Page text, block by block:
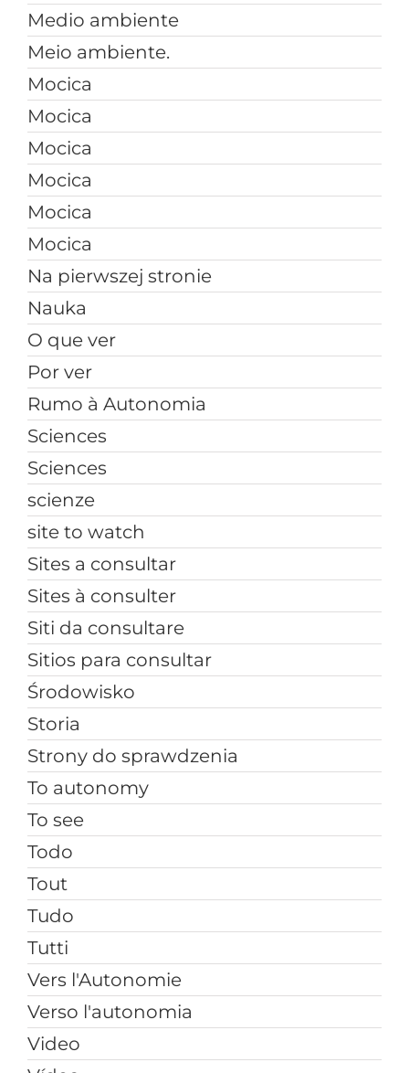
Medio ambiente
Meio ambiente.
Mocica
Mocica
Mocica
Mocica
Mocica
Mocica
Na pierwszej stronie
Nauka
O que ver
Por ver
Rumo à Autonomia
Sciences
Sciences
scienze
site to watch
Sites a consultar
Sites à consulter
Siti da consultare
Sitios para consultar
Środowisko
Storia
Strony do sprawdzenia
To autonomy
To see
Todo
Tout
Tudo
Tutti
Vers l'Autonomie
Verso l'autonomia
Video